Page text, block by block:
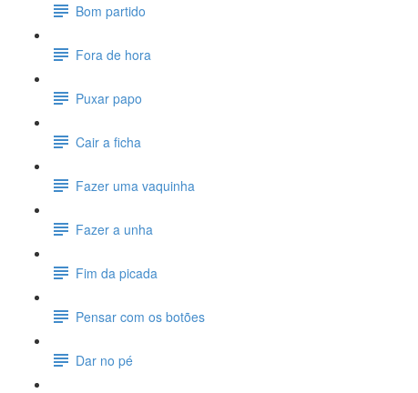
Bom partido
Fora de hora
Puxar papo
Cair a ficha
Fazer uma vaquinha
Fazer a unha
Fim da picada
Pensar com os botões
Dar no pé